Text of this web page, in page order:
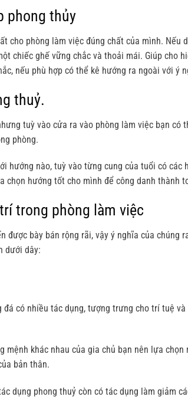
phong thủy
cho phòng làm việc đúng chất của mình. Nếu
chiếc ghế vững chắc và thoải mái. Giúp cho
nếu phù hợp có thể kê hướng ra ngoài với ý
thuỷ.
tuỳ vào cửa ra vào phòng làm việc bạn có
phòng.
hướng nào, tuỳ vào từng cung của tuổi có các
chọn hướng tốt cho mình để công danh thành
trong phòng làm việc
được bày bán rộng rãi, vậy ý nghĩa của chúng
dưới dây:
có nhiều tác dụng, tượng trưng cho trí tuệ
khác nhau của gia chủ bạn nên lựa chọn
bản thân.
dụng phong thuỷ còn có tác dụng làm giảm